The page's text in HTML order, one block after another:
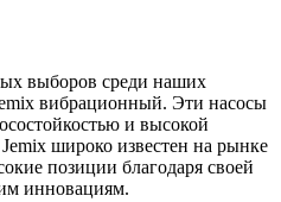
выборов среди наших
вибрационный. Эти насосы
и высокой
широко известен на рынке
позиции благодаря своей
инновациям.